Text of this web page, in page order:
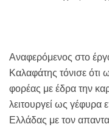
Αναφερόμενος στο
Καλαφάτης τόνισε ότι
φορέας με έδρα την
λειτουργεί ως γέφυρα
Ελλάδας με τον